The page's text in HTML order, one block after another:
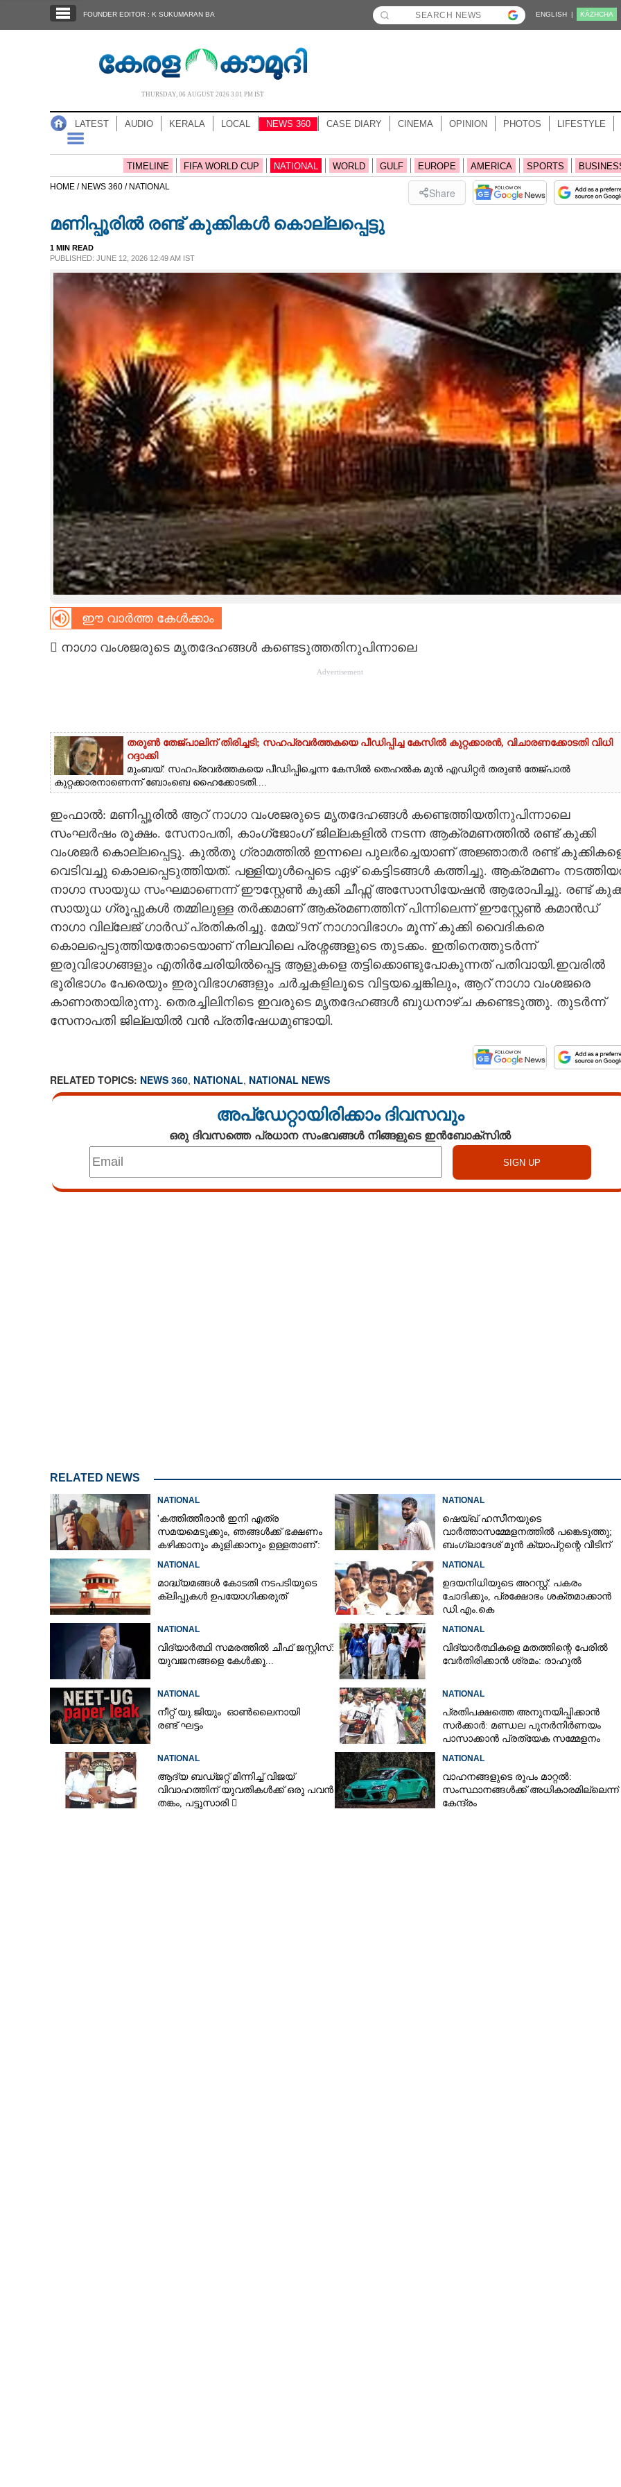
NOTIFIED NEWS
CASE DIARY
LIFESTYLE
SPIRITUAL
CARTOONS
CONTACT US
FOUNDER EDITOR : K SUKUMARAN BA ENGLISH | KĀZHCHA
THURSDAY, 06 AUGUST 2026 3.01 PM IST
LATEST AUDIO KERALA LOCAL NEWS 360 CASE DIARY CINEMA OPINION PHOTOS LIFESTYLE
TIMELINE FIFA WORLD CUP NATIONAL WORLD GULF EUROPE AMERICA SPORTS
HOME / NEWS 360 / NATIONAL Share
മണിപ്പൂരിൽ രണ്ട് കുക്കികൾ കൊല്ലപ്പെട്ടു
1 MIN READ
PUBLISHED: JUNE 12, 2026 12:49 AM IST
ഈ വാർത്ത കേൾക്കാം
 നാഗാ വംശജരുടെ മൃതദേഹങ്ങൾ കണ്ടെടുത്തതിനുപിന്നാലെ
Advertisement
തരുൺ തേജ്പാലിന് തിരിച്ചടി; സഹപ്രവർത്തകയെ പീഡിപ്പിച്ച കേസിൽ കുറ്റക്കാരൻ, വിചാരണക്കോടതി വിധി
റദ്ദാക്കി
മുംബയ്: സഹപ്രവർത്തകയെ പീഡിപ്പിച്ചെന്ന കേസിൽ തെഹൽക മുൻ എഡിറ്റർ തരുൺ തേജ്പാൽ
കുറ്റക്കാരനാണെന്ന് ബോംബെ ഹൈക്കോടതി....
ഇംഫാൽ: മണിപ്പൂരിൽ ആറ് നാഗാ വംശജരുടെ മൃതദേഹങ്ങൾ കണ്ടെത്തിയതിനുപിന്നാലെ
സംഘർഷം രൂക്ഷം. സേനാപതി, കാംഗ്ജോംഗ് ജില്ലകളിൽ നടന്ന ആക്രമണത്തിൽ രണ്ട് കുക്കി
വംശജർ കൊല്ലപ്പെട്ടു. കുൽതു ഗ്രാമത്തിൽ ഇന്നലെ പുലർച്ചെയാണ് അജ്ഞാതർ രണ്ട്
വെടിവച്ചു കൊലപ്പെടുത്തിയത്. പള്ളിയുൾപ്പെടെ ഏഴ് കെട്ടിടങ്ങൾ കത്തിച്ചു. ആക്രമണം
നാഗാ സായുധ സംഘമാണെന്ന് ഈസ്റ്റേൺ കുക്കി ചീഫ്സ് അസോസിയേഷൻ ആരോപിച്ചു. രണ്ട്
സായുധ ഗ്രൂപ്പുകൾ തമ്മിലുള്ള തർക്കമാണ് ആക്രമണത്തിന് പിന്നിലെന്ന് ഈസ്റ്റേൺ കമാൻഡ്
നാഗാ വില്ലേജ് ഗാർഡ് പ്രതികരിച്ചു. മേയ് 9ന് നാഗാവിഭാഗം മൂന്ന് കുക്കി വൈദികരെ
കൊലപ്പെടുത്തിയതോടെയാണ് നിലവിലെ പ്രശ്നങ്ങളുടെ തുടക്കം. ഇതിനെത്തുടർന്ന്
ഇരുവിഭാഗങ്ങളും എതിർചേരിയിൽപ്പെട്ട ആളുകളെ തട്ടിക്കൊണ്ടുപോകുന്നത് പതിവായി.ഇവരിൽ
ഭൂരിഭാഗം പേരെയും ഇരുവിഭാഗങ്ങളും ചർച്ചകളിലൂടെ വിട്ടയച്ചെങ്കിലും, ആറ് നാഗാ വംശജരെ
കാണാതായിരുന്നു. തെരച്ചിലിനിടെ ഇവരുടെ മൃതദേഹങ്ങൾ ബുധനാഴ്ച കണ്ടെടുത്തു. തുടർന്ന്
സേനാപതി ജില്ലയിൽ വൻ പ്രതിഷേധമുണ്ടായി.
RELATED TOPICS: NEWS 360, NATIONAL, NATIONAL NEWS
അപ്ഡേറ്റായിരിക്കാം ദിവസവും
ഒരു ദിവസത്തെ പ്രധാന സംഭവങ്ങൾ നിങ്ങളുടെ ഇൻബോക്സിൽ
RELATED NEWS
NATIONAL
'കത്തിത്തീരാൻ ഇനി എത്ര
സമയമെടുക്കും, ഞങ്ങൾക്ക് ഭക്ഷണം
കഴിക്കാനും കുളിക്കാനും ഉള്ളതാണ്':
NATIONAL
ഷെയ്ഖ് ഹസീനയുടെ
വാർത്താസമ്മേളനത്തിൽ പങ്കെടുത്തു;
ബംഗ്ലാദേശ് മുൻ ക്യാപ്റ്റന്റെ വീടിന്
NATIONAL
മാദ്ധ്യമങ്ങൾ കോടതി നടപടിയുടെ
ക്ലിപ്പുകൾ ഉപയോഗിക്കരുത്
NATIONAL
ഉദയനിധിയുടെ അറസ്റ്റ്: പകരം
ചോദിക്കും,​ പ്രക്ഷോഭം ശക്തമാക്കാൻ
ഡി.എം.കെ
NATIONAL
വിദ്യാർത്ഥി സമരത്തിൽ ചീഫ് ജസ്റ്റിസ്:
യുവജനങ്ങളെ കേൾക്കൂ...
NATIONAL
വിദ്യാർത്ഥികളെ മതത്തിന്റെ പേരിൽ
വേർതിരിക്കാൻ ശ്രമം: രാഹുൽ
NATIONAL
നീറ്റ് യു.ജിയും ഓൺലൈനായി
രണ്ട് ഘട്ടം
NATIONAL
പ്രതിപക്ഷത്തെ അനുനയിപ്പിക്കാൻ
സർക്കാർ: മണ്ഡല പുനർനിർണയം
പാസാക്കാൻ പ്രത്യേക സമ്മേളനം
NATIONAL
ആദ്യ ബഡ്ജറ്റ് മിന്നിച്ച് വിജയ്
വിവാഹത്തിന് യുവതികൾക്ക് ഒരു പവൻ
തങ്കം, പട്ടുസാരി 
NATIONAL
വാഹനങ്ങളുടെ രൂപം മാറ്റൽ:
സംസ്ഥാനങ്ങൾക്ക് അധികാരമില്ലെന്ന്
കേന്ദ്രം
മണിപ്പൂരിൽ രണ്ട് കുക്കികൾ കൊല്ലപ്പെട്ടു
Copy Link